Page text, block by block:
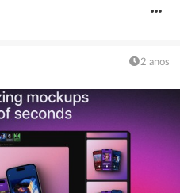
2 anos